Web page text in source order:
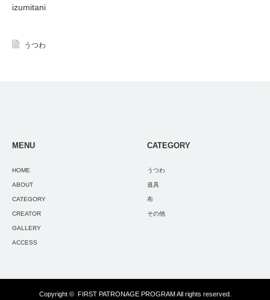
izumitani
うつわ
MENU
HOME
ABOUT
CATEGORY
CREATOR
GALLERY
ACCESS
CATEGORY
うつわ
道具
布
その他
Copyright © FIRST PATRONAGE PROGRAMAll rights reserved.